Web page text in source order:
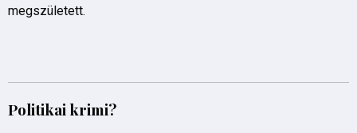
megszületett.
Politikai krimi?